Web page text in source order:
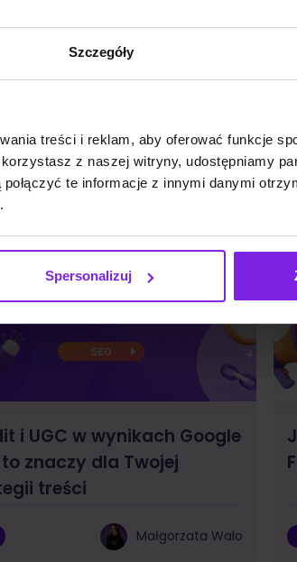
Szczegóły
treści i reklam, aby oferować funkcje
z naszej witryny, udostępniamy
te informacje z innymi danymi
Spersonalizuj
i UGC w wynikach Google
znaczy dla Twojej
treści
Małgorzata Walo